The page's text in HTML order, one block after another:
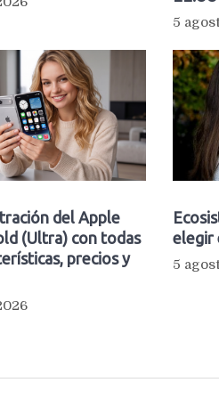
5
del Apple
(Ultra) con todas
precios y
elegir
5